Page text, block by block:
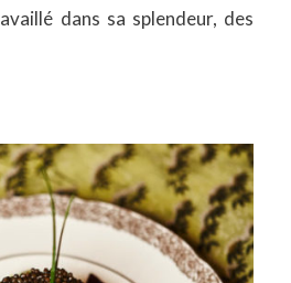
dans sa splendeur, des